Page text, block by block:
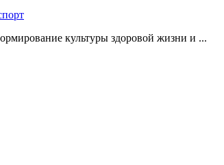
культуры здоровой жизни и ...